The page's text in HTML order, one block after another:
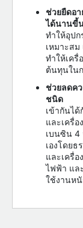
ช่วยยืดอ
ได้นานขี้
ทำให้อุปก
เหมาะส
ทำให้เค
ต้นทุนใน
ช่วยลดค
ชนิด
เข้ากันไ
และเครื่
เบนซิน 4
เองโดย
และเครื่
ไฟฟ้า แล
ใช้งานหนั